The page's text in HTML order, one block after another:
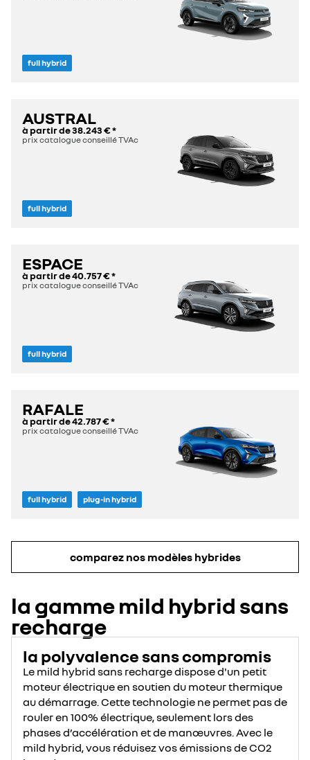
full hybrid
AUSTRAL
à partir de38.243 €*
prix catalogue conseillé TVAc
full hybrid
ESPACE
à partir de40.757 €*
prix catalogue conseillé TVAc
full hybrid
RAFALE
à partir de42.787 €*
prix catalogue conseillé TVAc
full hybrid plug-in hybrid
comparez nos modèles hybrides
la gamme mild hybrid sans
recharge
la polyvalence sans compromis
Le mild hybrid sans recharge dispose d'un petit
moteur électrique en soutien du moteur thermique
au démarrage. Cette technologie ne permet pas de
rouler en 100% électrique, seulement lors des
phases d’accélération et de manœuvres. Avec le
mild hybrid, vous réduisez vos émissions de CO2